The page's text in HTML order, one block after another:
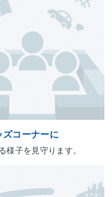
コーナーに
様子を見守ります。